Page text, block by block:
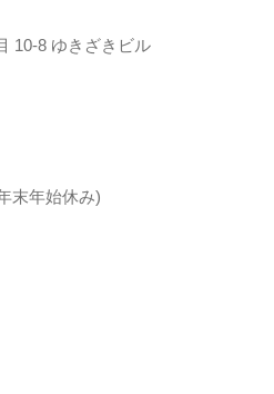
10-8 ゆきざきビル
末年始休み)